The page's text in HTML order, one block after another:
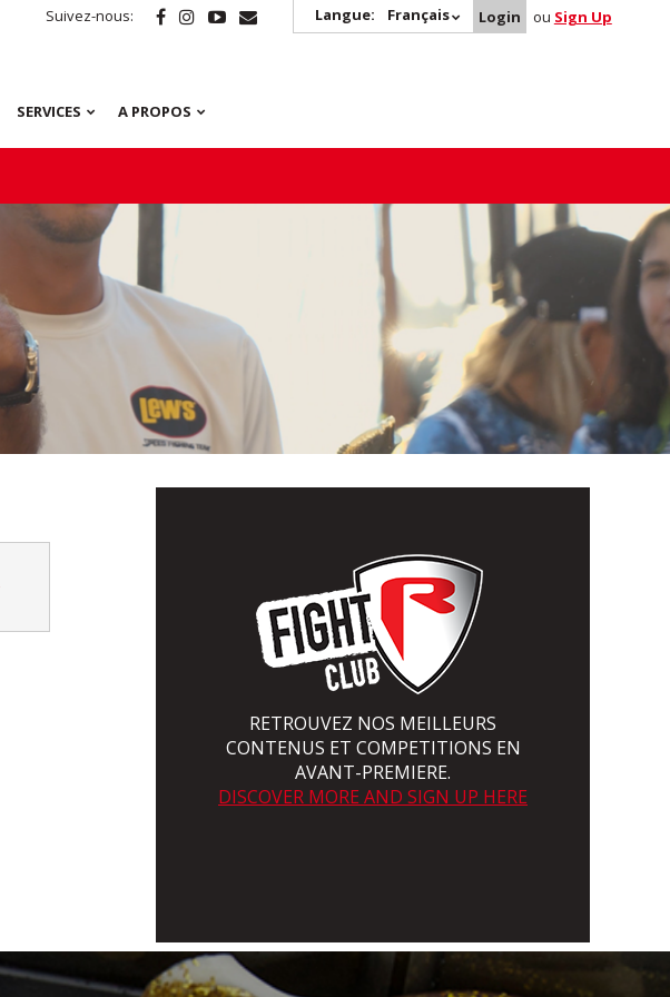
Suivez-nous: Langue: Français Login ou Sign Up
SERVICES A PROPOS
RETROUVEZ NOS MEILLEURS
CONTENUS ET COMPETITIONS EN
AVANT-PREMIERE.
DISCOVER MORE AND SIGN UP HERE